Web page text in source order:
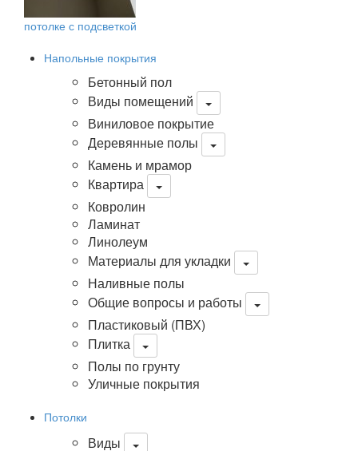
потолке с подсветкой
Напольные покрытия
Бетонный пол
Виды помещений
Виниловое покрытие
Деревянные полы
Камень и мрамор
Квартира
Ковролин
Ламинат
Линолеум
Материалы для укладки
Наливные полы
Общие вопросы и работы
Пластиковый (ПВХ)
Плитка
Полы по грунту
Уличные покрытия
Потолки
Виды